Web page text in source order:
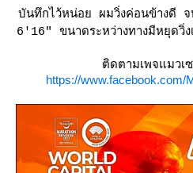
บันทึกไว้หน่อย ผมวิ่งค่อนข้างดี
6'16" ขนาดระหว่างทางมีหยุด
ติดตามเพจแมวเ
https://www.facebook.com/